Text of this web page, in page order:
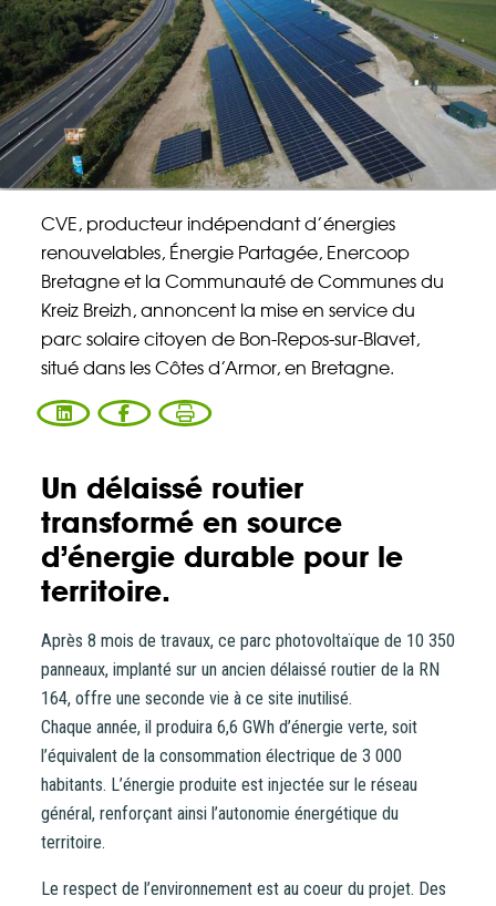
Énergie Partagée accompagne les initiatives
de production d'énergie renouvelable qui
associent les habitants et acteurs de leur
territoire.
ABONNEZ-VOUS À NOS NEWSLETTERS
Court-circuit EnRoute
Chaque mois, suivez l'actualité pour bien
comprendre les enjeux de l'énergie citoyenne, et
découvrez les nouveaux projets !
CONTACT
CVE, producteur indépendant d’énergies
renouvelables, Énergie Partagée, Enercoop
Bretagne et la Communauté de Communes du
Kreiz Breizh, annoncent la mise en service du
parc solaire citoyen de Bon-Repos-sur-Blavet,
situé dans les Côtes d’Armor, en Bretagne.
Un délaissé routier
transformé en source
d’énergie durable pour le
territoire.
Après 8 mois de travaux, ce parc photovoltaïque de 10 350
panneaux, implanté sur un ancien délaissé routier de la RN
164, offre une seconde vie à ce site inutilisé.
Chaque année, il produira 6,6 GWh d’énergie verte, soit
l’équivalent de la consommation électrique de 3 000
habitants. L’énergie produite est injectée sur le réseau
général, renforçant ainsi l’autonomie énergétique du
territoire.
Le respect de l’environnement est au coeur du projet. Des